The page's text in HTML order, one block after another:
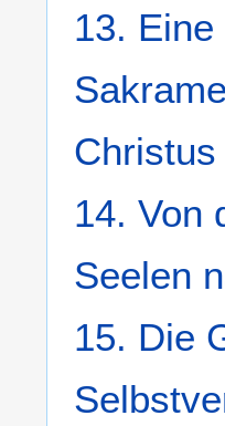
13.
14. Von
Seelen
15. Die